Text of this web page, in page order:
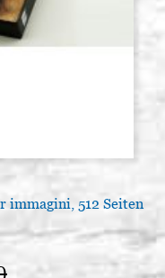
immagini, 512 Seiten